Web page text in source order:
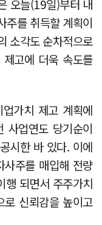
오늘(19일)부터 내
주를 취득할 계획이
소각도 순차적으로
고에 더욱 속도를
가치 제고 계획에
업연도 당기순이
시한 바 있다. 이에
주를 매입해 전량
행 되면서 주주가치
로 신뢰감을 높이고